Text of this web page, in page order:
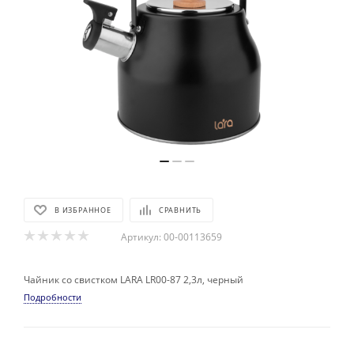
В ИЗБРАННОЕ СРАВНИТЬ
Артикул: 00-00113659
Чайник со свистком LARA LR00-87 2,3л, черный
Подробности